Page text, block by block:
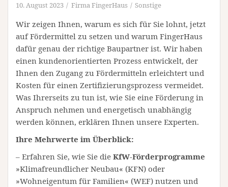
10. August 2023 Firma FingerHaus Sonstige
Wir zeigen Ihnen, warum es sich für Sie lohnt, jetzt
auf Fördermittel zu setzen und warum FingerHaus
dafür genau der richtige Baupartner ist. Wir haben
einen kundenorientierten Prozess entwickelt, der
Ihnen den Zugang zu Fördermitteln erleichtert und
Kosten für einen Zertifizierungsprozess vermeidet.
Was Ihrerseits zu tun ist, wie Sie eine Förderung in
Anspruch nehmen und energetisch unabhängig
werden können, erklären Ihnen unsere Experten.
Ihre Mehrwerte im Überblick:
– Erfahren Sie, wie Sie die KfW-Förderprogramme
»Klimafreundlicher Neubau« (KFN) oder
»Wohneigentum für Familien« (WEF) nutzen und